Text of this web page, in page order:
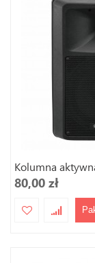
Kolumna
80,00 zł